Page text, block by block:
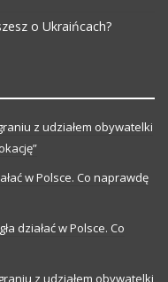
o Ukraińcach?
z udziałem obywatelki
w Polsce. Co naprawdę
działać w Polsce. Co
z udziałem obywatelki